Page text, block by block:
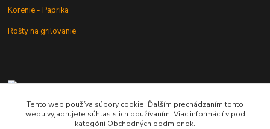
Korenie - Paprika
Rošty na grilovanie
+421 902 212 007
od 8:00 - do 16:00 hod
Tento web používa súbory cookie. Ďalším prechádzaním tohto
webu vyjadrujete súhlas s ich používaním. Viac informácií v pod
kategórií Obchodných podmienok.